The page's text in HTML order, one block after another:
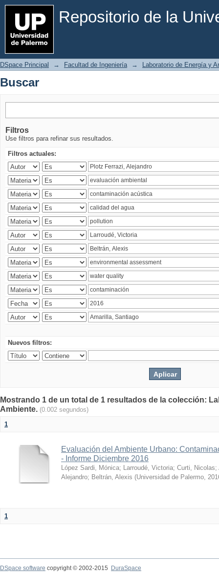
Repositorio de la
Buscar
DSpace Principal → Facultad de Ingeniería → Laboratorio de Energía y
Buscar
Filtros
Use filtros para refinar sus resultados.
Filtros actuales:
Nuevos filtros:
Mostrando 1 de un total de 1 resultados de la colección:
Ambiente. (0.002 segundos)
1
Evaluación del Ambiente Urbano:
- Informe Diciembre 2016
López Sardi, Mónica; Larroudé, Victoria; Curti, Nicolas;
Alejandro; Beltrán, Alexis (Universidad de Palermo,
1
DSpace software copyright © 2002-2015
DuraSpace